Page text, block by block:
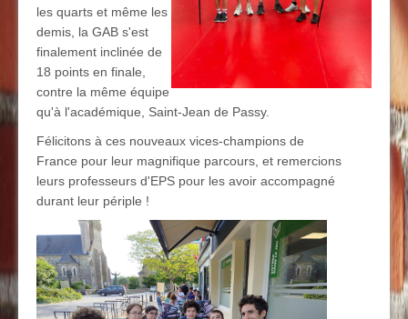
les quarts et même les
demis, la GAB s'est
finalement inclinée de
18 points en finale,
contre la même équipe
qu'à l'académique, Saint-Jean de Passy.
Félicitons à ces nouveaux vices-champions de
France pour leur magnifique parcours, et remercions
leurs professeurs d'EPS pour les avoir accompagné
durant leur périple !